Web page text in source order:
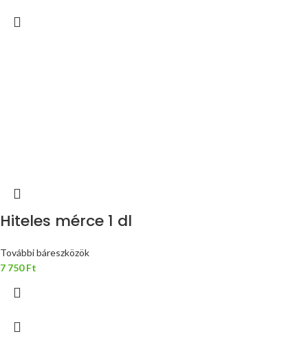
Hiteles mérce 1 dl
További báreszközök
7 750Ft